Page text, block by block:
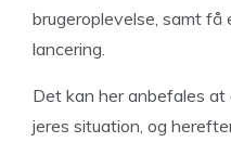
brugeroplevelse, samt
lancering.
Det kan her anbefales
jeres situation, og